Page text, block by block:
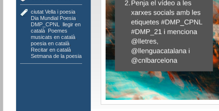
ciutat Vella i poesia,
Dia Mundial Poesia,
DMP_CPNL
llegir en
català, Poemes
musicats en català,
poesia en català,
Recitar en català,
Setmana de la poesia